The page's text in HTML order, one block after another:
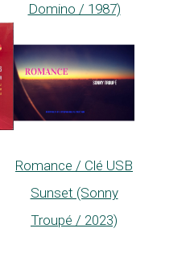
Domino / 1987)
Romance / Clé USB
Sunset (Sonny
Troupé / 2023)